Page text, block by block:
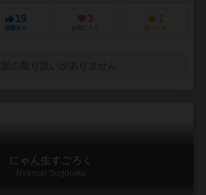
19
経験あり
3
お気に入り
1
持ってる
にゃん生すごろく
Nyansei Sugoroku